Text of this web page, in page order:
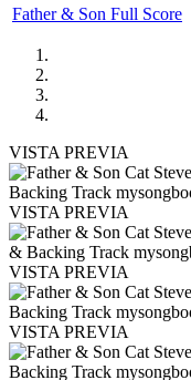
Father & Son Full Score
VISTA PREVIA
VISTA PREVIA
VISTA PREVIA
VISTA PREVIA